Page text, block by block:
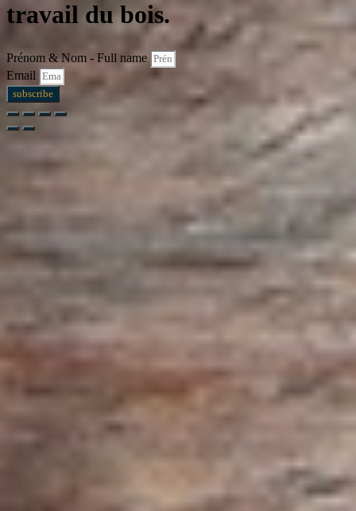
travail du bois.
Prénom & Nom - Full name
Email
subscribe